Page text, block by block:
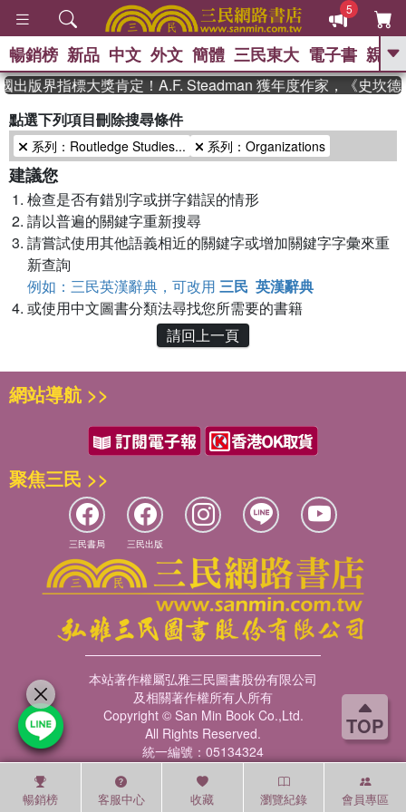
TOP
5
GO
熱搜：
、 The Odyssey 、 父親節 、 如果歷
史是一群喵 、 暑期推薦 、
、 、
偉大的迷走神經
暢銷榜 新品 中文 外文 簡體 三民東大 電子書 親子
出版界指標大獎肯定！A.F. Steadman 獲年度作家，《史坎
點選下列項目刪除搜尋條件
系列：Routledge Studies... 系列：Organizations
建議您
檢查是否有錯別字或拼字錯誤的情形
請以普遍的關鍵字重新搜尋
請嘗試使用其他語義相近的關鍵字或增加關鍵字字彙來重
新查詢
例如：三民英漢辭典，可改用 三民 英漢辭典
或使用中文圖書分類法尋找您所需要的書籍
請回上一頁
暢銷榜 客服中心 收藏 瀏覽紀錄 會員專區
網站導航 >>
聚焦三民 >>
三民書局 三民出版
本站著作權屬弘雅三民圖書股份有限公司
及相關著作權所有人所有
Copyright © San Min Book Co.,Ltd.
All Rights Reserved.
統一編號：05134324